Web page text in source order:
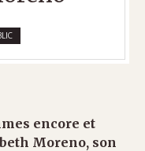
encore et
Moreno, son